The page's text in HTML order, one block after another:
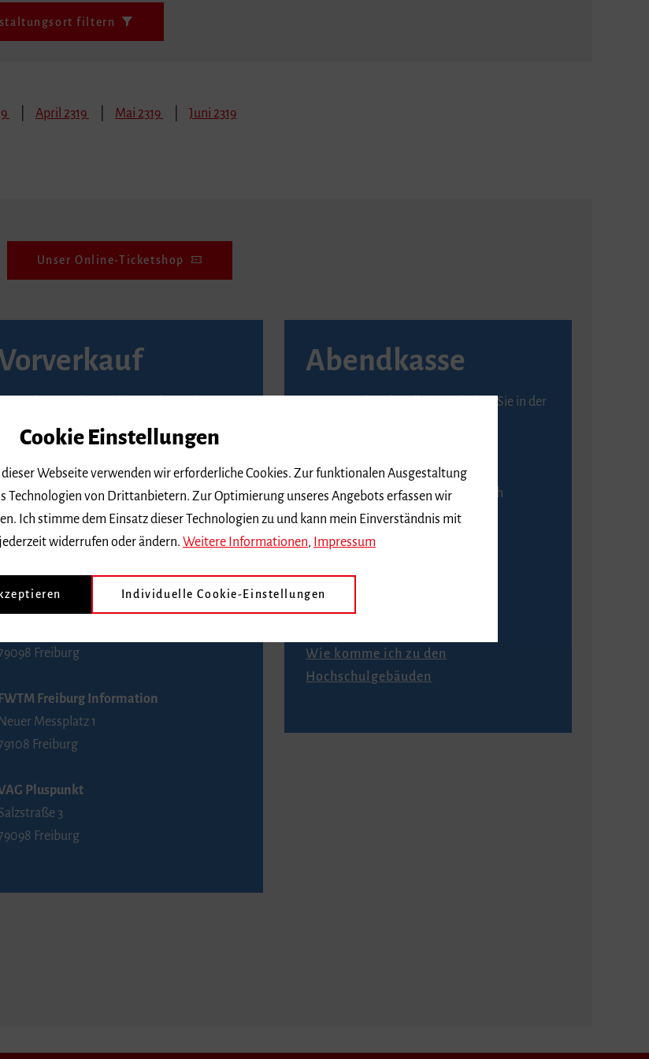
filtern
April 2319 Mai 2319 Juni 2319
Unser Online-Ticketshop
Seite von Reservix.
Kartenservice Freiburg
Joseph-Straße 229
Freiburg
0761 4968888 (Reservierungen sind
Freiburg
FWTM Freiburg Information
Neuer Messplatz 1
Freiburg
Pluspunkt
3
Freiburg
Abendkasse
Karten an der Abendkasse erhalten Sie in der
An der Abendkasse ist ausschließlich
Barzahlung möglich.
Anfahrt
Wie komme ich zu den
Hochschulgebäuden
Cookie Einstellungen
Webseite verwenden wir erforderliche Cookies. Zur funktionalen Ausgestaltung
Technologien von Drittanbietern. Zur Optimierung unseres Angebots erfassen wir
Ich stimme dem Einsatz dieser Technologien zu und kann mein Einverständnis mit
widerrufen oder ändern. Weitere Informationen, Impressum
Individuelle Cookie-Einstellungen